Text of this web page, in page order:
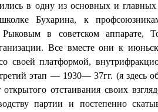
в одну из основных и глав­ных
Бухарина, к
Рыковым в советском
Все вместе они к
своей платформой,
этап — 1930—37гг. (я здесь
отстаивания своих
партии и постепенно